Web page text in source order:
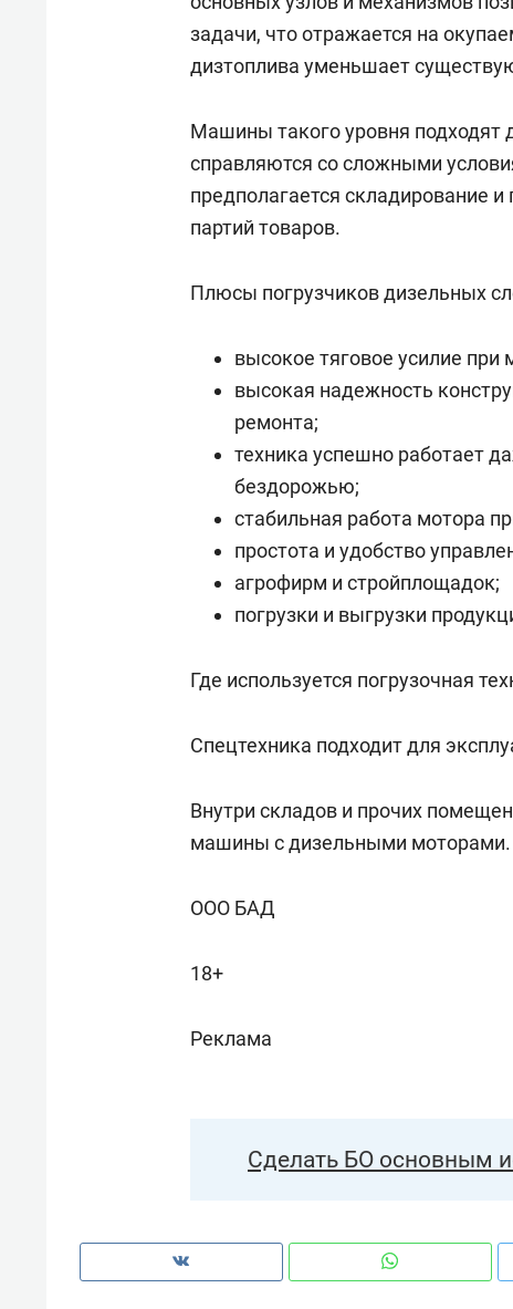
задачи, что отражается на
дизтоплива уменьшает
Машины такого уровня подходят
справляются со сложными
предполагается складирование
партий товаров.
Плюсы погрузчиков дизельных
высокое тяговое усилие при
высокая надежность
ремонта;
техника успешно работает
бездорожью;
стабильная работа мотора
простота и удобство
агрофирм и стройплощадок;
погрузки и выгрузки
Где используется погрузочная
Спецтехника подходит для
Внутри складов и прочих
машины с дизельными моторами.
ООО БАД
18+
Реклама
Сделать БО основным